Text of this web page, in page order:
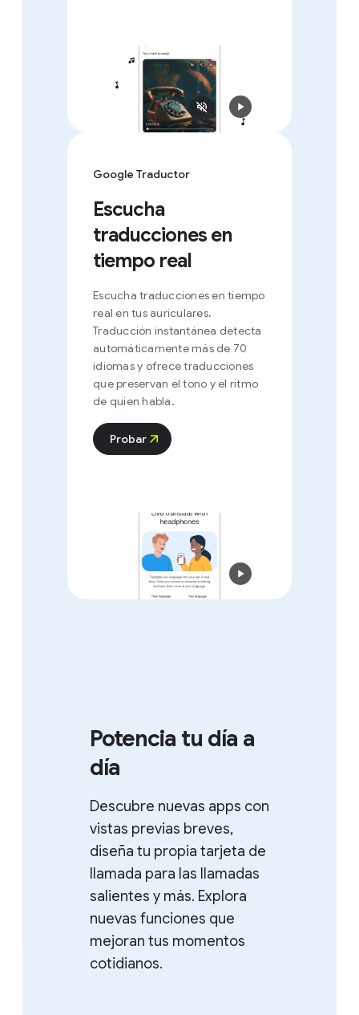
Google Traductor
Escucha
traducciones en
tiempo real
Escucha traducciones en tiempo
real en tus auriculares.
Traducción instantánea detecta
automáticamente más de 70
idiomas y ofrece traducciones
que preservan el tono y el ritmo
de quien habla.
Probar
Potencia tu día a
día
Descubre nuevas apps con
vistas previas breves,
diseña tu propia tarjeta de
llamada para las llamadas
salientes y más. Explora
nuevas funciones que
mejoran tus momentos
cotidianos.